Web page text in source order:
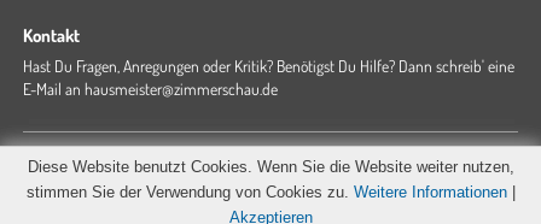
Kontakt
Hast Du Fragen, Anregungen oder Kritik? Benötigst Du Hilfe? Dann schreib' eine
E-Mail an hausmeister@zimmerschau.de
Forum Magazin AGB Presse Datenschutz
Impressum
Hausordnung
Diese Website benutzt Cookies. Wenn Sie die Website weiter nutzen,
stimmen Sie der Verwendung von Cookies zu. Weitere Informationen
Akzeptieren